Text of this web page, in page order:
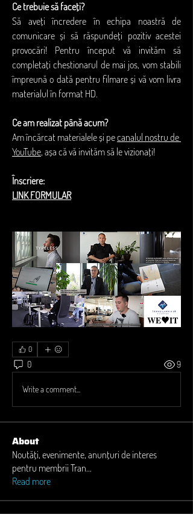
Ce trebuie să faceți?
Să aveți încredere în echipa noastră de
comunicare și să răspundeți pozitiv acestei
provocări! Pentru început vă invităm să
completați chestionarul de mai jos, vom stabili
împreună o dată pentru filmare și vă vom livra
materialul în format HD.
Ce am realizat până acum?
Am încărcat materialele și pe canalul nostru de
YouTube, așa că vă invităm să le vizionați!
Înscriere:
LINK FORMULAR
0
0 9
Write a comment...
About
Noutăți, evenimente, anunțuri de interes
pentru membrii Tran...
Read more